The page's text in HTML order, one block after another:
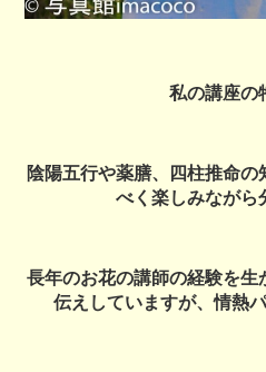
私の講座の
陰陽五行や薬膳、四柱推命
べく楽しみながら
長年のお花の講師の経験を
伝えしていますが、情熱